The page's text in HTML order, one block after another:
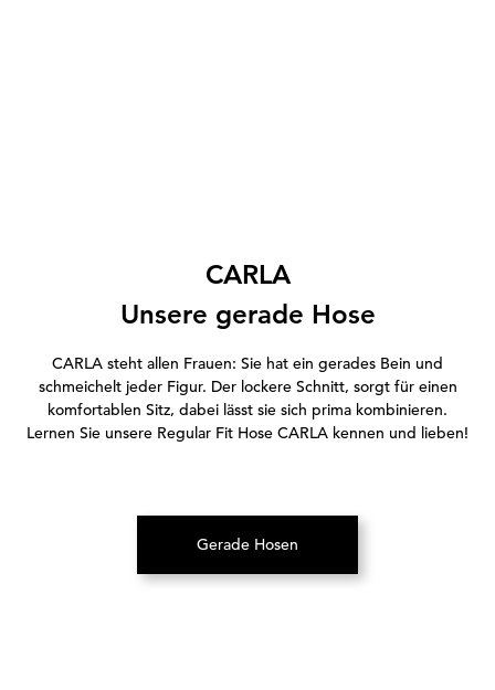
CARLA
Unsere gerade Hose
CARLA steht allen Frauen: Sie hat ein gerades Bein und
schmeichelt jeder Figur. Der lockere Schnitt, sorgt für einen
komfortablen Sitz, dabei lässt sie sich prima kombinieren.
Lernen Sie unsere Regular Fit Hose CARLA kennen und lieben!
Gerade Hosen(Öffnet in neuem Tab)